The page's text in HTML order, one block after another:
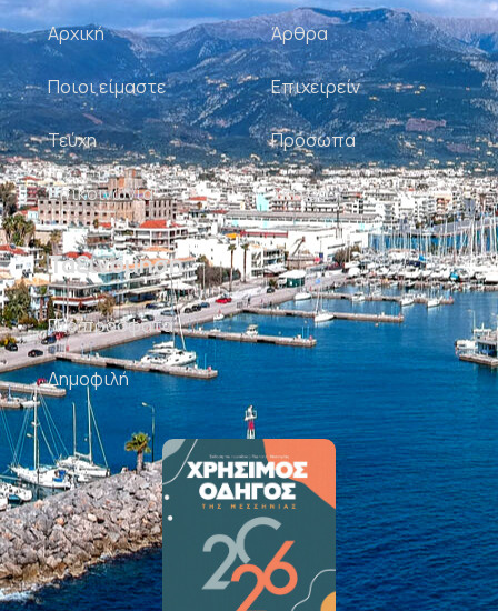
Αρχική
Ποιοι είμαστε
Τεύχη
Επικοινωνία
Άρθρα
Επιχειρείν
Πρόσωπα
Σκίτσα
Ταξινόμηση
Πιο πρόσφατα
Δημοφιλή